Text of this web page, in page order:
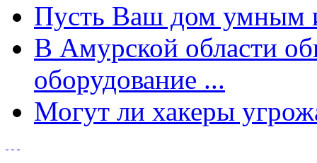
Пусть Ваш дом умным
В Амурской области
оборудование ...
Могут ли хакеры